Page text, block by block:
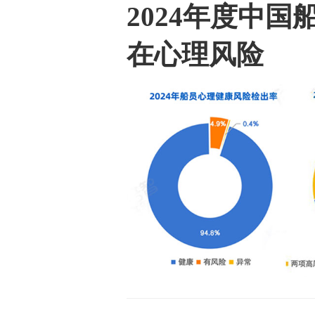
2024年度中国
在心理风险